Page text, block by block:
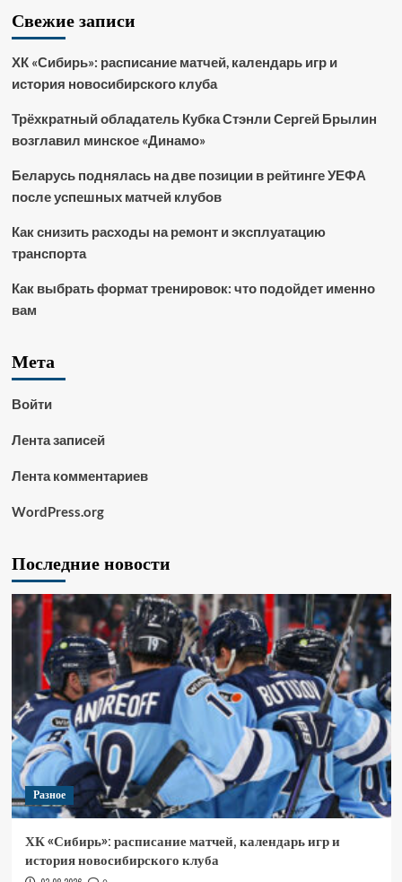
Свежие записи
ХК «Сибирь»: расписание матчей, календарь игр и
история новосибирского клуба
Трёхкратный обладатель Кубка Стэнли Сергей Брылин
возглавил минское «Динамо»
Беларусь поднялась на две позиции в рейтинге УЕФА
после успешных матчей клубов
Как снизить расходы на ремонт и эксплуатацию
транспорта
Как выбрать формат тренировок: что подойдет именно
вам
Мета
Войти
Лента записей
Лента комментариев
WordPress.org
Последние новости
Разное
ХК «Сибирь»: расписание матчей, календарь игр и
история новосибирского клуба